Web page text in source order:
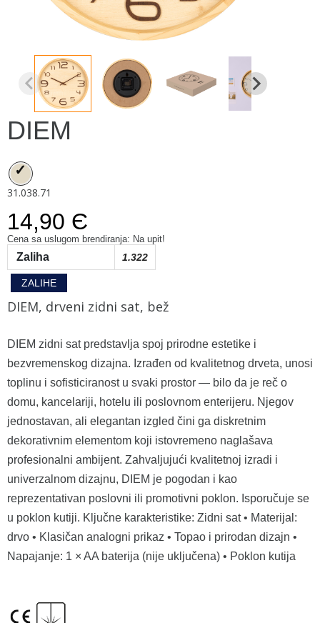
DIEM
31.038.71
14,90 Є
Cena sa uslugom brendiranja: Na upit!
Zaliha 1.322
ZALIHE
DIEM, drveni zidni sat, bež
DIEM zidni sat predstavlja spoj prirodne estetike i
bezvremenskog dizajna. Izrađen od kvalitetnog drveta, unosi
toplinu i sofisticiranost u svaki prostor — bilo da je reč o
domu, kancelariji, hotelu ili poslovnom enterijeru. Njegov
jednostavan, ali elegantan izgled čini ga diskretnim
dekorativnim elementom koji istovremeno naglašava
profesionalni ambijent. Zahvaljujući kvalitetnoj izradi i
univerzalnom dizajnu, DIEM je pogodan i kao
reprezentativan poslovni ili promotivni poklon. Isporučuje se
u poklon kutiji. Ključne karakteristike: Zidni sat • Materijal:
drvo • Klasičan analogni prikaz • Topao i prirodan dizajn •
Napajanje: 1 × AA baterija (nije uključena) • Poklon kutija